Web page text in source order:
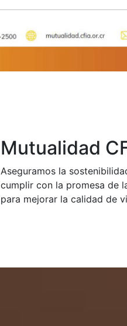
Mutualidad
Aseguramos la
cumplir con la promesa de
para mejorar la calidad de